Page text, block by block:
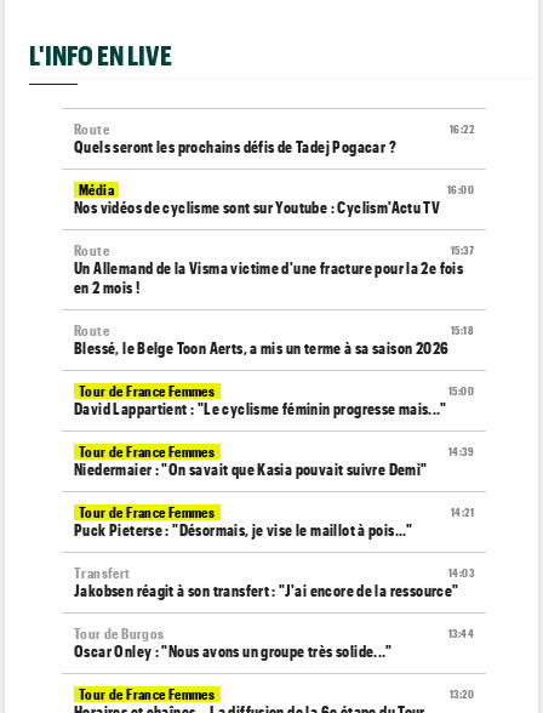
L'INFO EN LIVE
16:22
Route
Quels seront les prochains défis de Tadej Pogacar ?
16:00
Média
Nos vidéos de cyclisme sont sur Youtube : Cyclism'Actu TV
15:37
Route
Un Allemand de la Visma victime d'une fracture pour la 2e fois
en 2 mois !
15:18
Route
Blessé, le Belge Toon Aerts, a mis un terme à sa saison 2026
15:00
Tour de France Femmes
David Lappartient : "Le cyclisme féminin progresse mais..."
14:39
Tour de France Femmes
Niedermaier : "On savait que Kasia pouvait suivre Demi"
14:21
Tour de France Femmes
Puck Pieterse : "Désormais, je vise le maillot à pois..."
14:03
Transfert
Jakobsen réagit à son transfert : "J'ai encore de la ressource"
13:44
Tour de Burgos
Oscar Onley : "Nous avons un groupe très solide..."
13:20
Tour de France Femmes